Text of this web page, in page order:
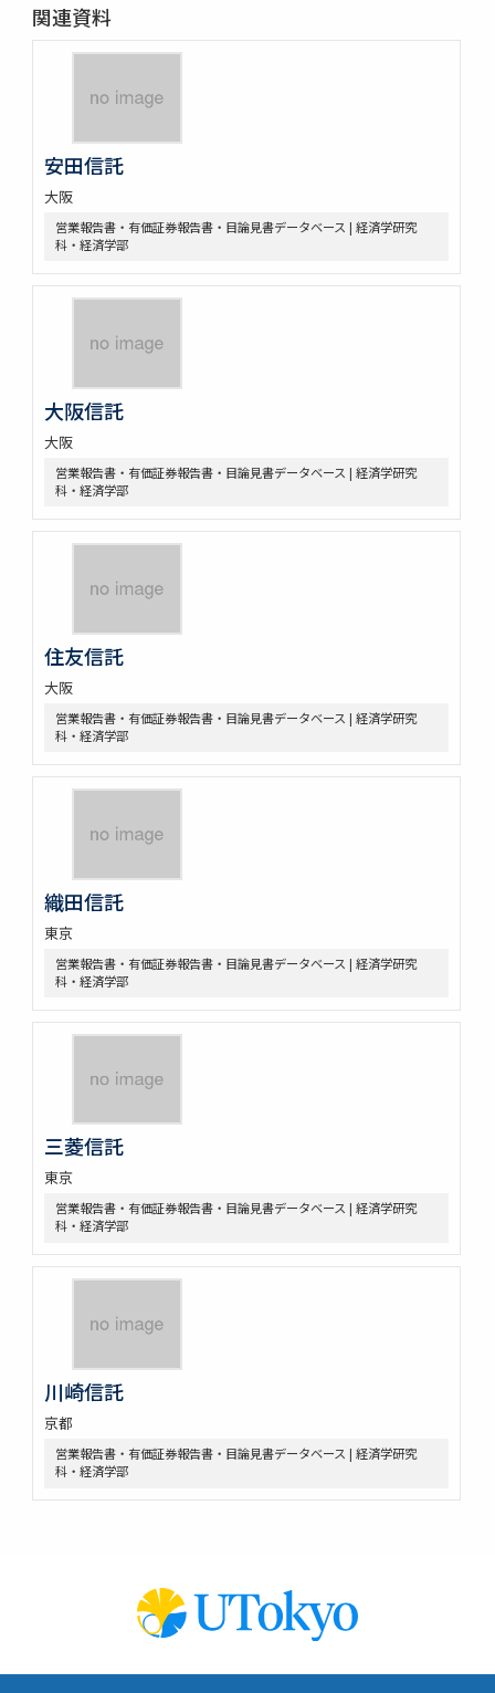
関連資料
安田信託
大阪
営業報告書・有価証券報告書・目論見書データベース | 経済学研究
科・経済学部
大阪信託
大阪
営業報告書・有価証券報告書・目論見書データベース | 経済学研究
科・経済学部
住友信託
大阪
営業報告書・有価証券報告書・目論見書データベース | 経済学研究
科・経済学部
織田信託
東京
営業報告書・有価証券報告書・目論見書データベース | 経済学研究
科・経済学部
三菱信託
東京
営業報告書・有価証券報告書・目論見書データベース | 経済学研究
科・経済学部
川崎信託
京都
営業報告書・有価証券報告書・目論見書データベース | 経済学研究
科・経済学部